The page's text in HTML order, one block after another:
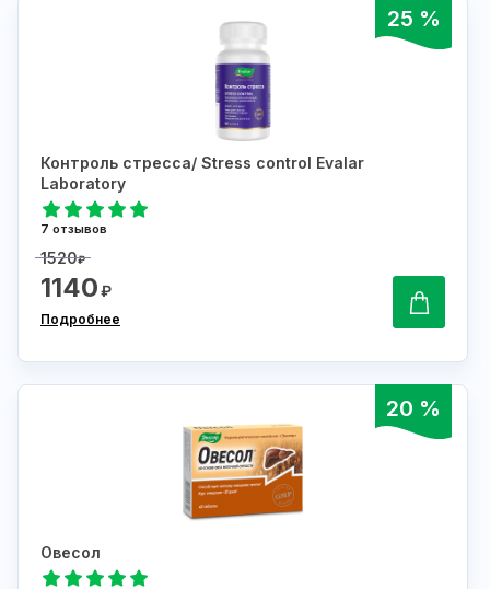
25 %
Контроль стресса/ Stress control Evalar
Laboratory
7 отзывов
1520₽
1140₽
Подробнее
20 %
Овесол